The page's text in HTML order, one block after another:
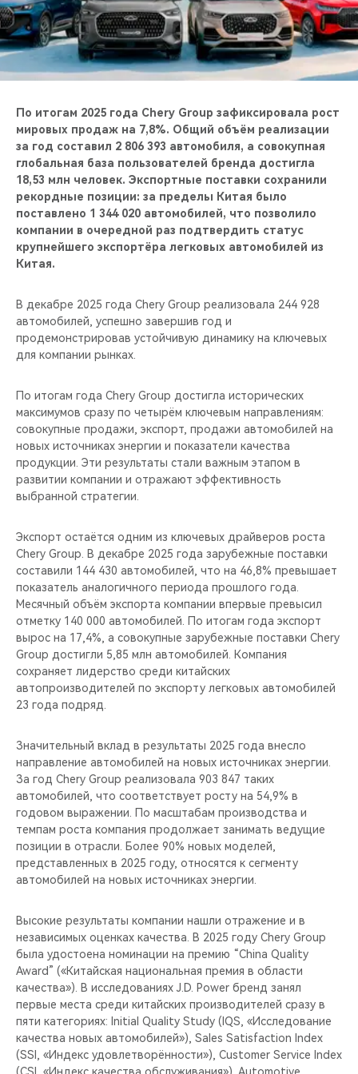
CHERY И СПОРТ
НАШИ МЕРОПРИЯТИЯ
CHERY ДЛЯ ДЕТЕЙ
По итогам 2025 года Chery Group зафиксировала рост
мировых продаж на 7,8%. Общий объём реализации
за год составил 2 806 393 автомобиля, а совокупная
глобальная база пользователей бренда достигла
18,53 млн человек. Экспортные поставки сохранили
рекордные позиции: за пределы Китая было
поставлено 1 344 020 автомобилей, что позволило
компании в очередной раз подтвердить статус
крупнейшего экспортёра легковых автомобилей из
Китая.
В декабре 2025 года Chery Group реализовала 244 928
автомобилей, успешно завершив год и
продемонстрировав устойчивую динамику на ключевых
для компании рынках.
По итогам года Chery Group достигла исторических
максимумов сразу по четырём ключевым направлениям:
совокупные продажи, экспорт, продажи автомобилей на
новых источниках энергии и показатели качества
продукции. Эти результаты стали важным этапом в
развитии компании и отражают эффективность
выбранной стратегии.
Экспорт остаётся одним из ключевых драйверов роста
Chery Group. В декабре 2025 года зарубежные поставки
составили 144 430 автомобилей, что на 46,8% превышает
показатель аналогичного периода прошлого года.
Месячный объём экспорта компании впервые превысил
отметку 140 000 автомобилей. По итогам года экспорт
вырос на 17,4%, а совокупные зарубежные поставки Chery
Group достигли 5,85 млн автомобилей. Компания
сохраняет лидерство среди китайских
автопроизводителей по экспорту легковых автомобилей
23 года подряд.
Значительный вклад в результаты 2025 года внесло
направление автомобилей на новых источниках энергии.
За год Chery Group реализовала 903 847 таких
автомобилей, что соответствует росту на 54,9% в
годовом выражении. По масштабам производства и
темпам роста компания продолжает занимать ведущие
позиции в отрасли. Более 90% новых моделей,
представленных в 2025 году, относятся к сегменту
автомобилей на новых источниках энергии.
Высокие результаты компании нашли отражение и в
независимых оценках качества. В 2025 году Chery Group
была удостоена номинации на премию “China Quality
Award” («Китайская национальная премия в области
качества»). В исследованиях J.D. Power бренд занял
первые места среди китайских производителей сразу в
пяти категориях: Initial Quality Study (IQS, «Исследование
качества новых автомобилей»), Sales Satisfaction Index
(SSI, «Индекс удовлетворённости»), Customer Service Index
(CSI, «Индекс качества обслуживания»), Automotive